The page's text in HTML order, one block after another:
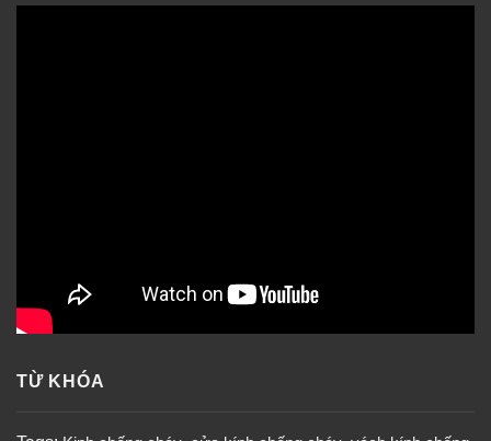
TỪ KHÓA